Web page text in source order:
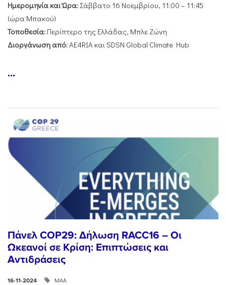
Ημερομηνία και Ώρα: Σάββατο 16 Νοεμβρίου, 11:00 – 11:45
(ώρα Μπακού)
Τοποθεσία: Περίπτερο της Ελλάδας, Μπλε Ζώνη
Διοργάνωση από:AE4RIA και SDSN Global Climate Hub
...
Πάνελ COP29: Δήλωση RACC16 – Οι
Ωκεανοί σε Κρίση: Επιπτώσεις και
Αντιδράσεις
16-11-2024 ΜΑΑ